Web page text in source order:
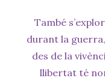
També
durant la
des de la
llibertat té